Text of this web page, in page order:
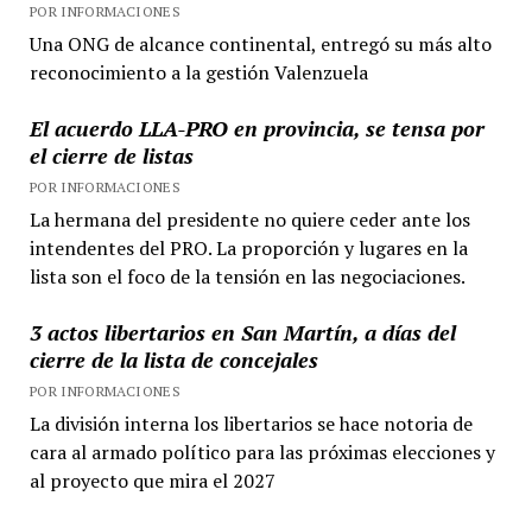
POR INFORMACIONES
Una ONG de alcance continental, entregó su más alto
reconocimiento a la gestión Valenzuela
El acuerdo LLA-PRO en provincia, se tensa por
el cierre de listas
POR INFORMACIONES
La hermana del presidente no quiere ceder ante los
intendentes del PRO. La proporción y lugares en la
lista son el foco de la tensión en las negociaciones.
3 actos libertarios en San Martín, a días del
cierre de la lista de concejales
POR INFORMACIONES
La división interna los libertarios se hace notoria de
cara al armado político para las próximas elecciones y
al proyecto que mira el 2027